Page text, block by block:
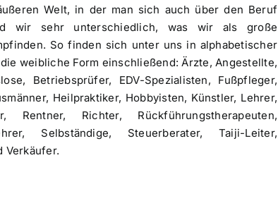
Welt, in der man sich auch über den Beruf
wir sehr unterschiedlich, was wir als große
So finden sich unter uns in alphabetischer
weibliche Form einschließend: Ärzte, Angestellte,
Betriebsprüfer, EDV-Spezialisten, Fußpfleger,
Heilpraktiker, Hobbyisten, Künstler, Lehrer,
Rentner, Richter, Rückführungstherapeuten,
Selbständige, Steuerberater, Taiji-Leiter,
Verkäufer.